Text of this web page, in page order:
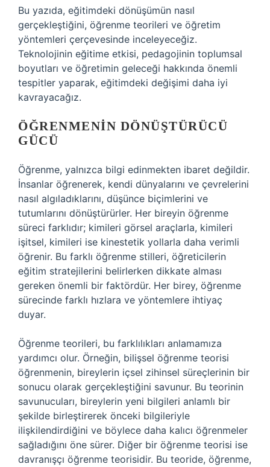
Bu yazıda, eğitimdeki dönüşümün nasıl
gerçekleştiğini, öğrenme teorileri ve öğretim
yöntemleri çerçevesinde inceleyeceğiz.
Teknolojinin eğitime etkisi, pedagojinin toplumsal
boyutları ve öğretimin geleceği hakkında önemli
tespitler yaparak, eğitimdeki değişimi daha iyi
kavrayacağız.
ÖĞRENMENIN DÖNÜŞTÜRÜCÜ
GÜCÜ
Öğrenme, yalnızca bilgi edinmekten ibaret değildir.
İnsanlar öğrenerek, kendi dünyalarını ve çevrelerini
nasıl algıladıklarını, düşünce biçimlerini ve
tutumlarını dönüştürürler. Her bireyin öğrenme
süreci farklıdır; kimileri görsel araçlarla, kimileri
işitsel, kimileri ise kinestetik yollarla daha verimli
öğrenir. Bu farklı öğrenme stilleri, öğreticilerin
eğitim stratejilerini belirlerken dikkate alması
gereken önemli bir faktördür. Her birey, öğrenme
sürecinde farklı hızlara ve yöntemlere ihtiyaç
duyar.
Öğrenme teorileri, bu farklılıkları anlamamıza
yardımcı olur. Örneğin, bilişsel öğrenme teorisi
öğrenmenin, bireylerin içsel zihinsel süreçlerinin bir
sonucu olarak gerçekleştiğini savunur. Bu teorinin
savunucuları, bireylerin yeni bilgileri anlamlı bir
şekilde birleştirerek önceki bilgileriyle
ilişkilendirdiğini ve böylece daha kalıcı öğrenmeler
sağladığını öne sürer. Diğer bir öğrenme teorisi ise
davranışçı öğrenme teorisidir. Bu teoride, öğrenme,